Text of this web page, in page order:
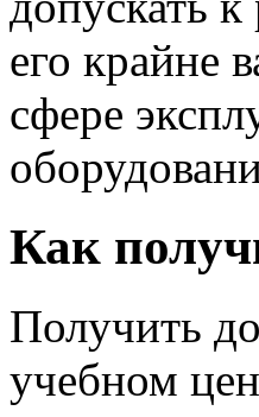
его крайне
сфере
Как
Получить
учебном